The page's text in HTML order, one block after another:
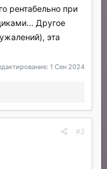
рентабельно при
Другое
эта
1 Сен 2024
#2